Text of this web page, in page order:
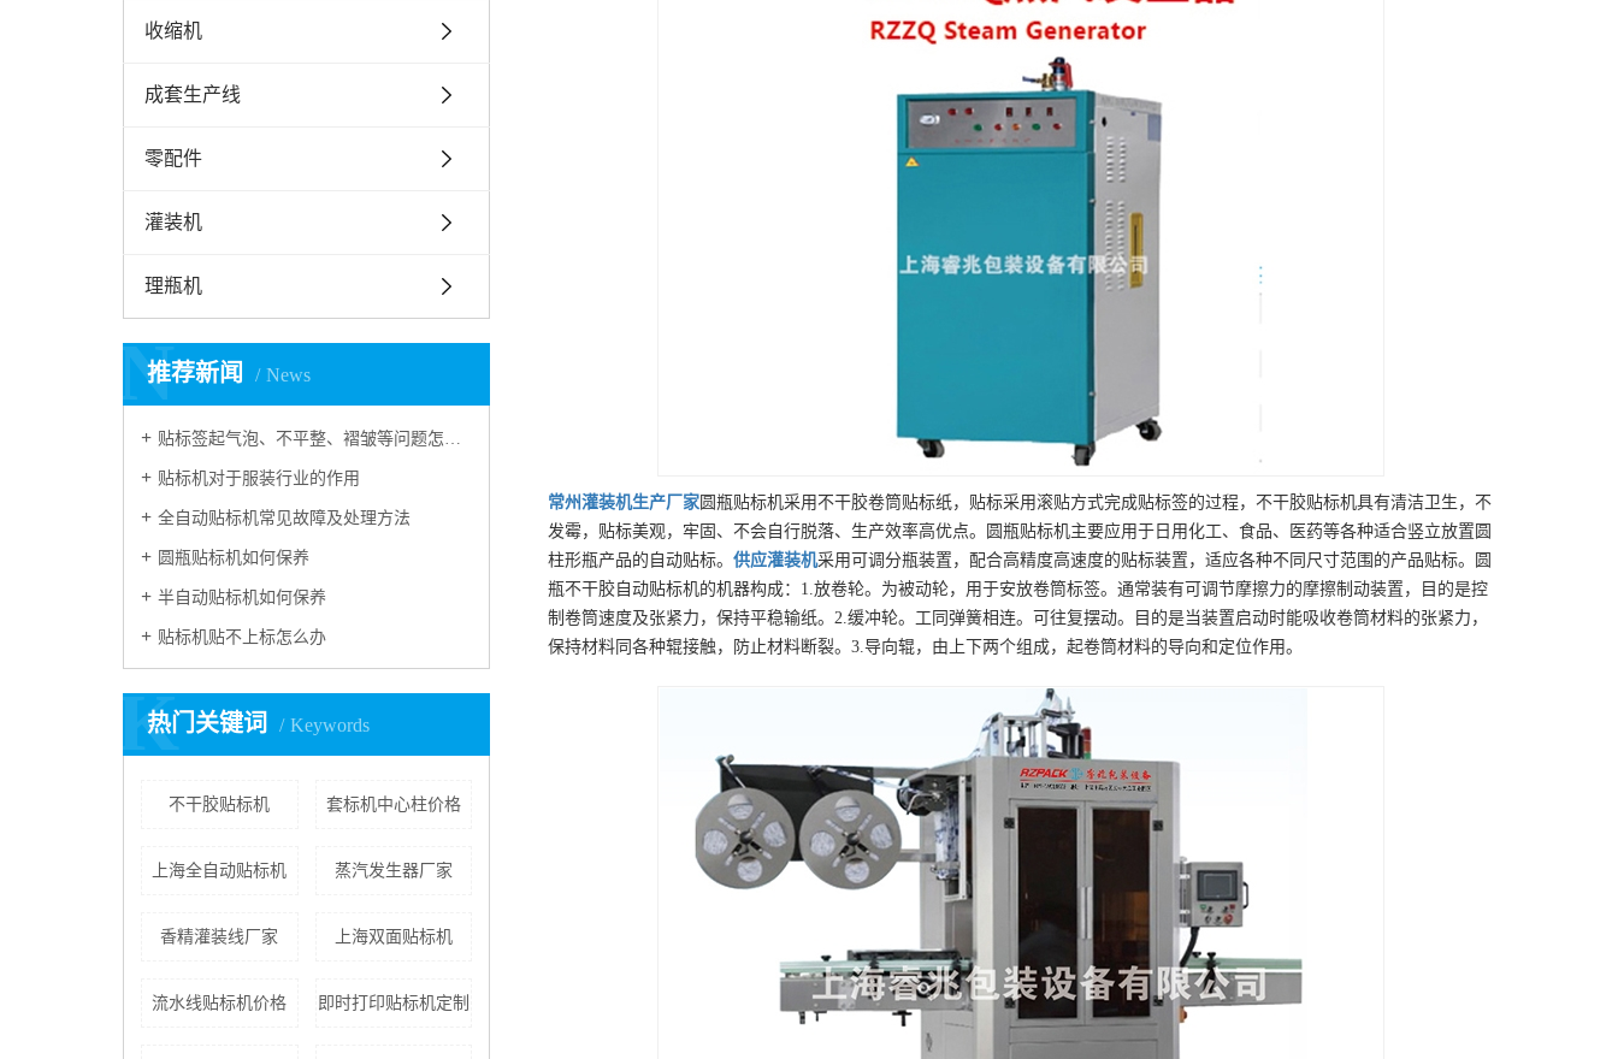
收缩机
成套生产线
零配件
灌装机
理瓶机
推荐新闻 News
N
贴标签起气泡、不平整、褶皱等问题怎么处理？
贴标机对于服装行业的作用
全自动贴标机常见故障及处理方法
圆瓶贴标机如何保养
半自动贴标机如何保养
贴标机贴不上标怎么办
热门关键词 Keywords
K
不干胶贴标机 套标机中心柱价格
上海全自动贴标机 蒸汽发生器厂家
香精灌装线厂家 上海双面贴标机
流水线贴标机价格 即时打印贴标机定制
常州灌装机生产厂家圆瓶贴标机采用不干胶卷筒贴标纸，贴标采用滚贴方式完成贴标签的过程，不干胶贴标机具有清洁卫生，不
发霉，贴标美观，牢固、不会自行脱落、生产效率高优点。圆瓶贴标机主要应用于日用化工、食品、医药等各种适合竖立放置圆
柱形瓶产品的自动贴标。 供应灌装机采用可调分瓶装置，配合高精度高速度的贴标装置，适应各种不同尺寸范围的产品贴标。圆
瓶不干胶自动贴标机的机器构成：1.放卷轮。为被动轮，用于安放卷筒标签。通常装有可调节摩擦力的摩擦制动装置，目的是控
制卷筒速度及张紧力，保持平稳输纸。2.缓冲轮。工同弹簧相连。可往复摆动。目的是当装置启动时能吸收卷筒材料的张紧力，
保持材料同各种辊接触，防止材料断裂。3.导向辊，由上下两个组成，起卷筒材料的导向和定位作用。